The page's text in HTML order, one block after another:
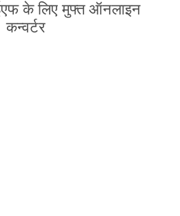
के लिए मुफ्त ऑनलाइन
कन्वर्टर